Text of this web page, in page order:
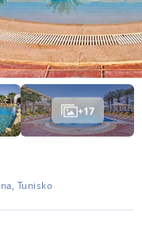
+17
Tunisko